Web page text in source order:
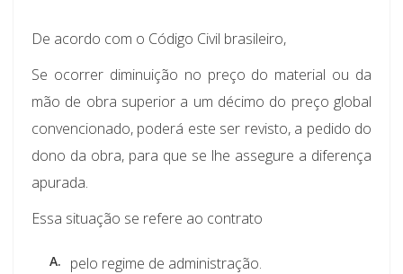
De acordo com o Código Civil brasileiro,
Se ocorrer diminuição no preço do material ou da
mão de obra superior a um décimo do preço global
convencionado, poderá este ser revisto, a pedido do
dono da obra, para que se lhe assegure a diferença
apurada.
Essa situação se refere ao contrato
A. pelo regime de administração.